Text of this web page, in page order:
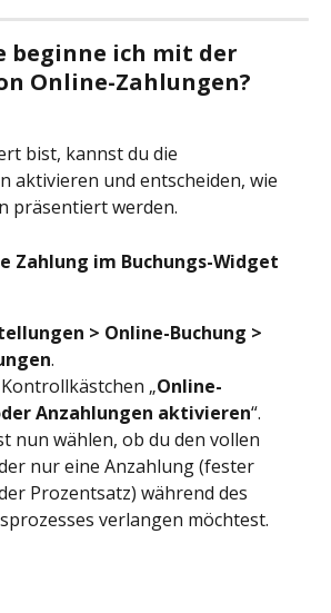
beginne ich mit der
Online-Zahlungen?
bist, kannst du die
aktivieren und entscheiden, wie
präsentiert werden.
Zahlung im Buchungs-Widget
> Online-Buchung >
.
„Online-
Anzahlungen aktivieren“.
nun wählen, ob du den vollen
nur eine Anzahlung (fester
Prozentsatz) während des
verlangen möchtest.